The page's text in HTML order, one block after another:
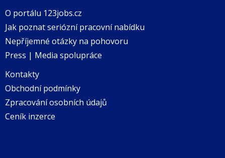
O portálu 123jobs.cz
Jak poznat seriózní pracovní nabídku
Nepříjemné otázky na pohovoru
Press | Media spolupráce
Kontakty
Obchodní podmínky
Zpracování osobních údajů
Ceník inzerce